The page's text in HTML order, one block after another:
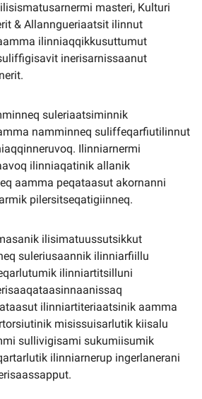
masteri, Kulturi
& Allanngueriaatsit ilinnut
ilinniaqqikkusuttumut
inerisarnissaanut
suleriaatsiminnik
namminneq suliffeqarfiutilinnut
Ilinniarnermi
ilinniaqatinik allanik
aamma peqataasut akornanni
pilersitseqatigiinneq.
ilisimatuussutsikkut
suleriusaannik ilinniarfiillu
ilinniartitsilluni
ilinniartiteriaatsinik aamma
misissuisarlutik kiisalu
sullivigisami sukumiisumik
ilinniarnerup ingerlanerani